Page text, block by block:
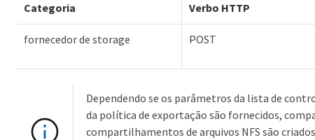
Categoria Verbo HTTP
fornecedor de storage POST
Dependendo se os parâmetros da lista de
da política de exportação são fornecidos,
compartilhamentos de arquivos NFS são